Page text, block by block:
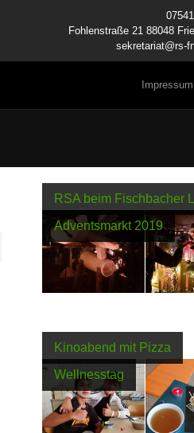
Fohlenstraße 21 88048
sekretariat@rs-
Impressum
RSA beim Fischbacher
Adventsmarkt 2019
Kinoabend mit Pizza
Wellnesstag